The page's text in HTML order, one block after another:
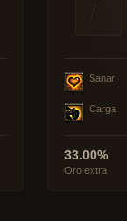
Sanar
Carga
33.00%
Oro extra